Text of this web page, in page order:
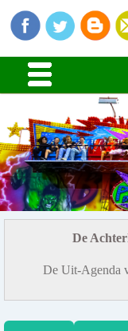
De
De Uit-Agenda